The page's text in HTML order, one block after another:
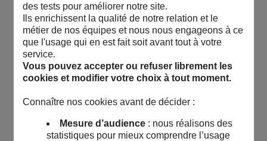
des tests pour améliorer notre site.
Ils enrichissent la qualité de notre relation et le
métier de nos équipes et nous nous engageons à ce
que l'usage qui en est fait soit avant tout à votre
service.
Vous pouvez accepter ou refuser librement les
cookies et modifier votre choix à tout moment.
Connaître nos cookies avant de décider :
Mesure d’audience: nous réalisons des
statistiques pour mieux comprendre l’usage